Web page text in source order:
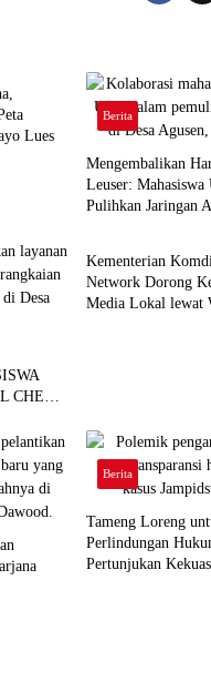
Lues
Berita
Mengembalikan
Leuser:
Pulihkan Jaringan
CHECK
Berita
Kementerian
Network Dorong
Media Lokal lewat
Berita
Tameng Loreng
Perlindungan
Pertunjukan